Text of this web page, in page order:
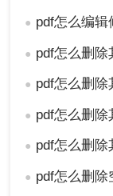
● pdf怎么编辑
● pdf怎么删除
● pdf怎么删除其中
● pdf怎么删除
● pdf怎么删除
● pdf怎么删除